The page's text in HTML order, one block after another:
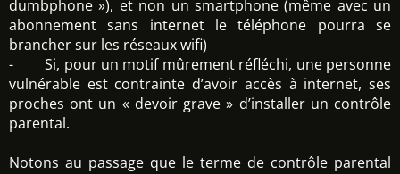
dumbphone »), et non un smartphone (même avec un
abonnement sans internet le téléphone pourra se
brancher sur les réseaux wifi)
- Si, pour un motif mûrement réfléchi, une personne
vulnérable est contrainte d’avoir accès à internet, ses
proches ont un « devoir grave » d’installer un contrôle
parental.
Notons au passage que le terme de contrôle parental